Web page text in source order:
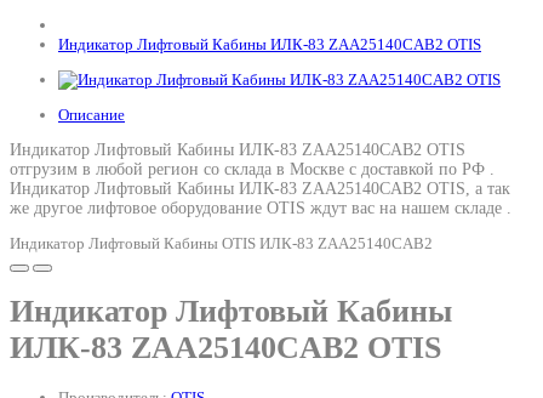
Индикатор Лифтовый Кабины ИЛК-83 ZAA25140CAB2 OTIS
Описание
Индикатор Лифтовый Кабины ИЛК-83 ZAA25140CAB2 OTIS
отгрузим в любой регион со склада в Москве с доставкой по РФ .
Индикатор Лифтовый Кабины ИЛК-83 ZAA25140CAB2 OTIS, а так
же другое лифтовое оборудование OTIS ждут вас на нашем складе .
Индикатор Лифтовый Кабины OTIS ИЛК-83 ZAA25140CAB2
Индикатор Лифтовый Кабины
ИЛК-83 ZAA25140CAB2 OTIS